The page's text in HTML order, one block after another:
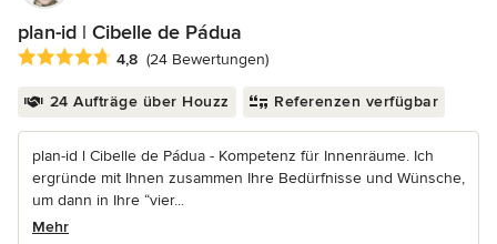
plan-id | Cibelle de Pádua
Durchschnittliche Bewertung: 4.8 von 5 Sternen
4,8 (24 Bewertungen)
24 Aufträge über Houzz Referenzen verfügbar
plan-id l Cibelle de Pádua - Kompetenz für Innenräume. Ich
ergründe mit Ihnen zusammen Ihre Bedürfnisse und Wünsche,
um dann in Ihre “vier...
Mehr